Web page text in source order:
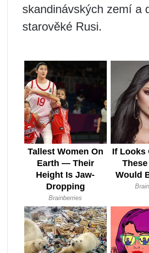
skandinávských zemí a
starověké Rusi.